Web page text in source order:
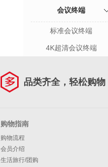
会议终端
标准会议终端
4K超清会议终端
品类齐全，轻松购物
购物指南
购物流程
会员介绍
生活旅行/团购